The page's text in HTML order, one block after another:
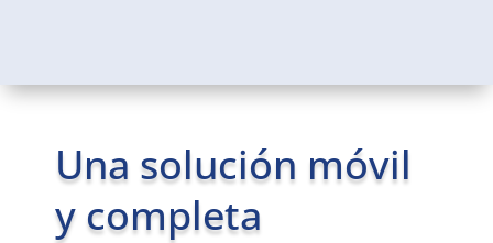
Una solución móvil
y completa